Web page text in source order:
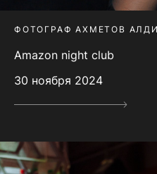
ФОТОГРАФ АХМЕТОВ
Amazon night club
30 ноября 2024